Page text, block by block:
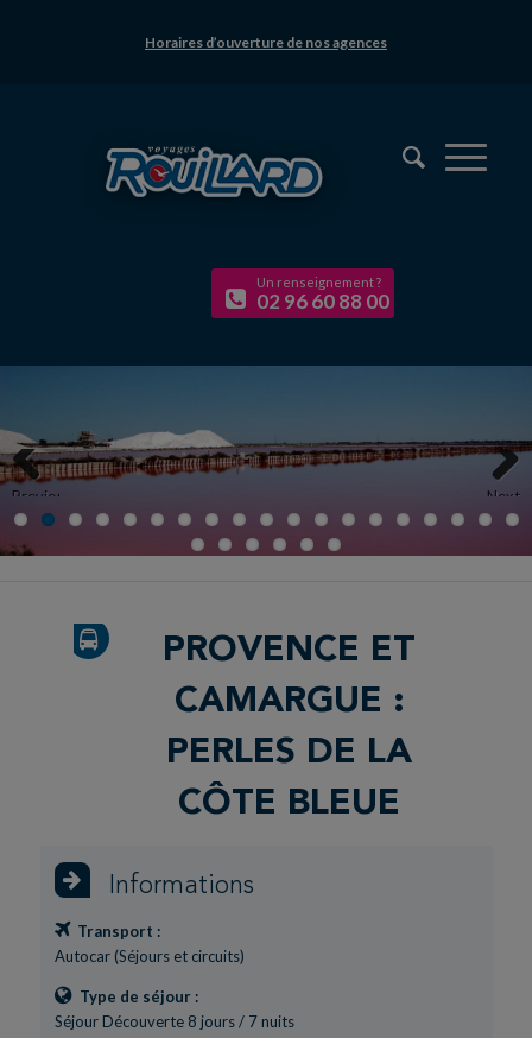
Horaires d’ouverture de nos agences
Un renseignement ?
02 96 60 88 00
Previous Next
PROVENCE ET
CAMARGUE :
PERLES DE LA
CÔTE BLEUE
Informations
Transport :
Autocar (Séjours et circuits)
Type de séjour :
Séjour Découverte 8 jours / 7 nuits